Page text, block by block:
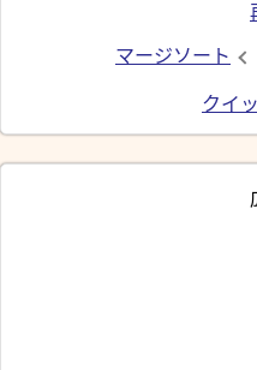
マージソート
クイ